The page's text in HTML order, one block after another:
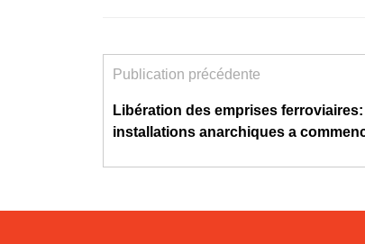
Publication précédente
Libération des emprises
installations anarchiques a